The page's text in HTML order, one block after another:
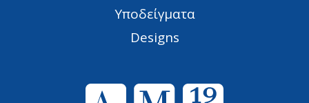
Υποδείγματα
Designs